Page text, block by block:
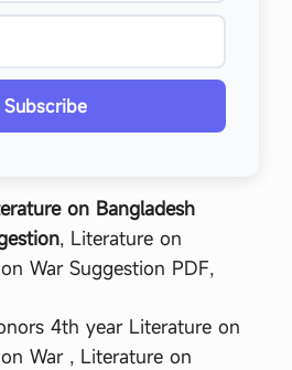
Subscribe
on Bangladesh
, Literature on
War Suggestion PDF,
4th year Literature on
War , Literature on